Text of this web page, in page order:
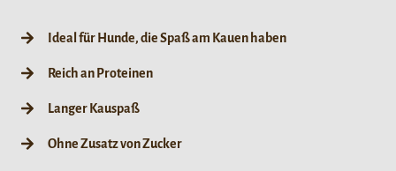
Ideal für Hunde, die Spaß am Kauen haben
Reich an Proteinen
Langer Kauspaß
Ohne Zusatz von Zucker